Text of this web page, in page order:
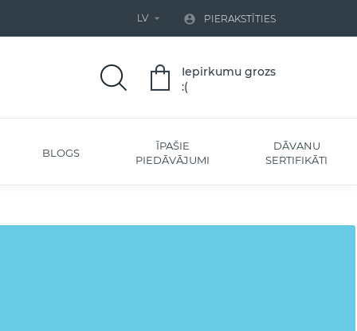
LV   PIERAKSTĪTIES
Iepirkumu grozs
:(
BLOGS
ĪPAŠIE
PIEDĀVĀJUMI
DĀVANU
SERTIFIKĀTI